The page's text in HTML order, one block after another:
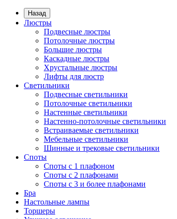
Назад
Люстры
Подвесные люстры
Потолочные люстры
Большие люстры
Каскадные люстры
Хрустальные люстры
Лифты для люстр
Светильники
Подвесные светильники
Потолочные светильники
Настенные светильники
Настенно-потолочные светильники
Встраиваемые светильники
Мебельные светильники
Шинные и трековые светильники
Споты
Споты с 1 плафоном
Споты с 2 плафонами
Споты с 3 и более плафонами
Бра
Настольные лампы
Торшеры